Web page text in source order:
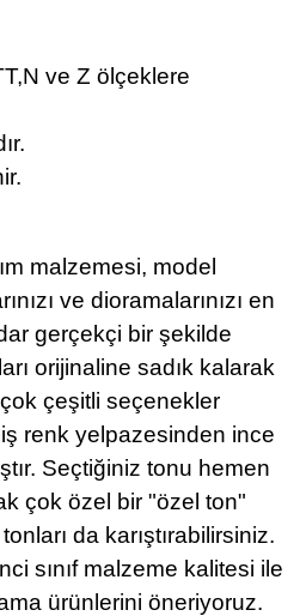
ve Z ölçeklere
malzemesi, model
ve dioramalarınızı en
gerçekçi bir şekilde
orijinaline sadık kalarak
çeşitli seçenekler
renk yelpazesinden ince
Seçtiğiniz tonu hemen
çok özel bir "özel ton"
da karıştırabilirsiniz.
sınıf malzeme kalitesi ile
ürünlerini öneriyoruz.